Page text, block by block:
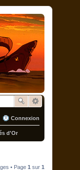
Connexion
d'Or
• Page 1 sur 1